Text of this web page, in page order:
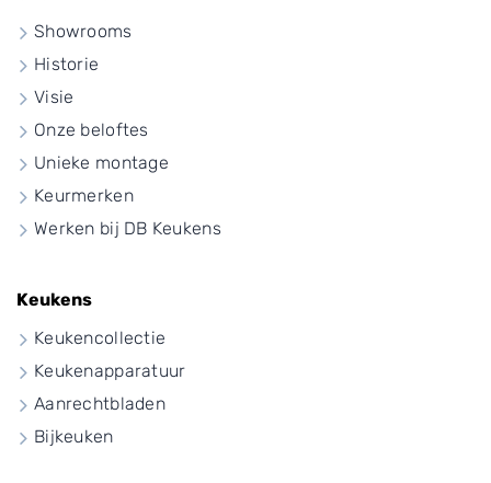
Showrooms
Historie
Visie
Onze beloftes
Unieke montage
Keurmerken
Werken bij DB Keukens
Keukens
Keukencollectie
Keukenapparatuur
Aanrechtbladen
Bijkeuken